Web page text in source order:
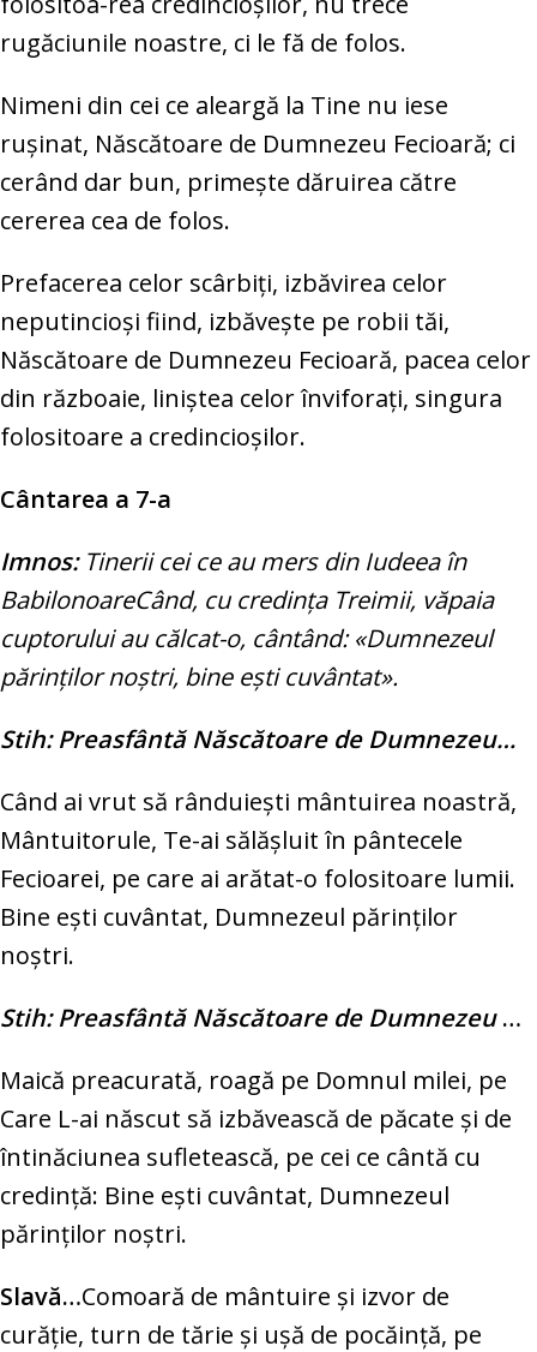
rugăciunile noastre, ci le fă de folos.
Nimeni din cei ce aleargă la Tine nu iese
ruşinat, Născătoare de Dumnezeu Fecioară; ci
cerând dar bun, primeşte dăruirea către
cererea cea de folos.
Prefacerea celor scârbiţi, izbăvirea celor
neputincioşi fiind, izbăveşte pe robii tăi,
Născătoare de Dumnezeu Fecioară, pacea celor
din războaie, liniştea celor înviforaţi, singura
folositoare a credincioşilor.
Cântarea a 7-a
Imnos: Tinerii cei ce au mers din Iudeea în
BabilonoareCând, cu credinţa Treimii, văpaia
cuptorului au călcat-o, cântând: «Dumnezeul
părinţilor noştri, bine eşti cuvântat».
Stih: Preasfântă Născătoare de Dumnezeu…
Când ai vrut să rânduieşti mântuirea noastră,
Mântuitorule, Te-ai sălăşluit în pântecele
Fecioarei, pe care ai arătat-o folositoare lumii.
Bine eşti cuvântat, Dumnezeul părinţilor
noştri.
Stih: Preasfântă Născătoare de Dumnezeu…
Maică preacurată, roagă pe Domnul milei, pe
Care L-ai născut să izbăvească de păcate şi de
întinăciunea sufletească, pe cei ce cântă cu
credinţă: Bine eşti cuvântat, Dumnezeul
părinţilor noştri.
Slavă…Comoară de mântuire şi izvor de
curăţie, turn de tărie şi uşă de pocăinţă, pe